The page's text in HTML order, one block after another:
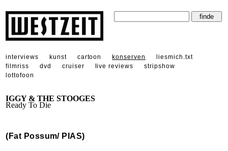
interviews kunst cartoon konserven
liesmich.txt
filmriss
dvd cruiser live reviews
stripshow
lottofoon
IGGY & THE STOOGES
Ready To Die
(Fat Possum/ PIAS)